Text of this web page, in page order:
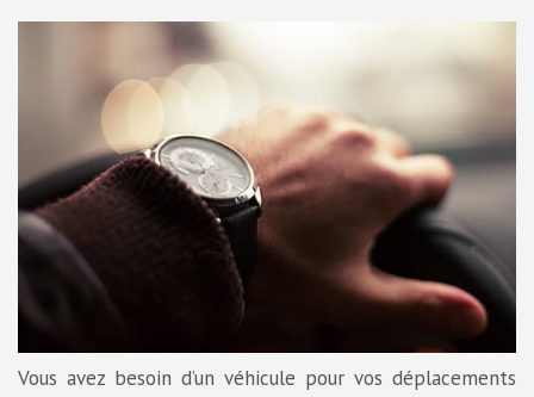
Vous avez besoin d’un véhicule pour vos déplacements